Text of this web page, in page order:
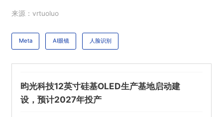
来源：vrtuoluo
Meta AI眼镜 人脸识别
昀光科技12英寸硅基OLED生产基地启动建
设，预计2027年投产